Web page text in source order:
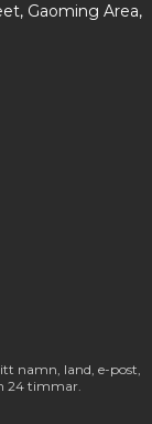
Gaoming Area,
namn, land, e-post,
24 timmar.